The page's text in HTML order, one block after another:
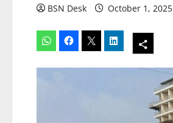
BSN Desk October 1, 2025